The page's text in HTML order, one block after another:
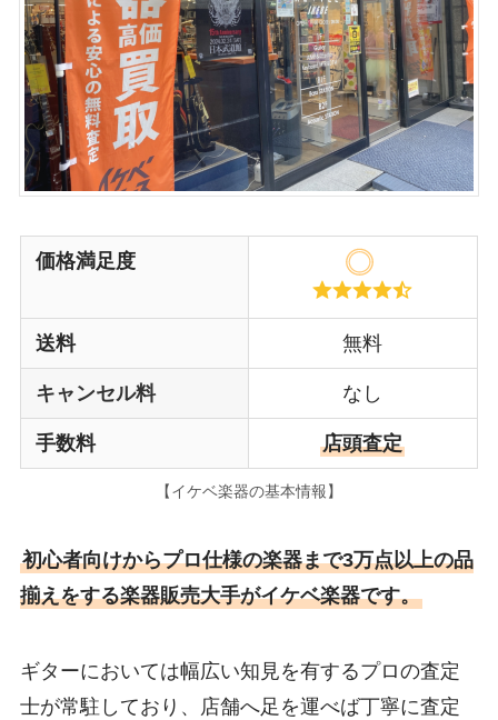
価格満足度
送料 無料
キャンセル料 なし
手数料 店頭査定
【イケベ楽器の基本情報】
初心者向けからプロ仕様の楽器まで3万点以上の品
揃えをする楽器販売大手がイケベ楽器です。
ギターにおいては幅広い知見を有するプロの査定
士が常駐しており、店舗へ足を運べば丁寧に査定